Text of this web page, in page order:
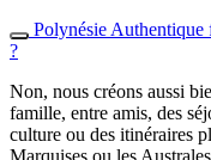
Polynésie Authentique
?
Non, nous créons aussi
famille, entre amis, des
culture ou des itinéraires
Marquises ou les